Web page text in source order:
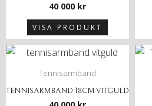
40 000 kr
VISA PRODUKT
Tennisarmband
TENNISARMBAND 18CM VITGULD